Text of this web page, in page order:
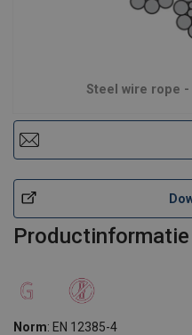
Steel wire rope -
Productinformatie
Norm: EN 12385-4